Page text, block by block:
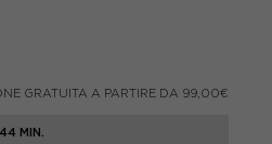
GRATUITA A PARTIRE DA 99,00€
MIN.